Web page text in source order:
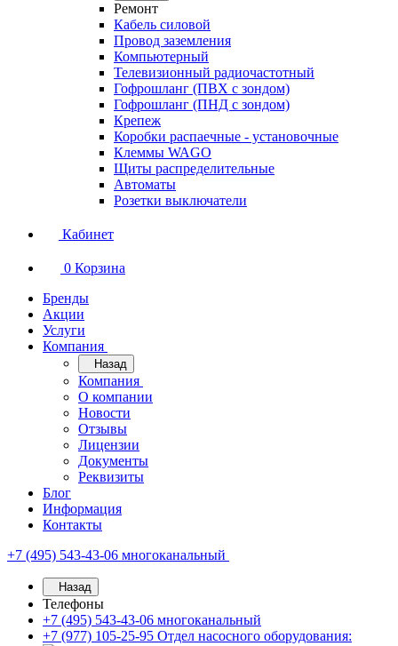
Ремонт
Кабель силовой
Провод заземления
Компьютерный
Телевизионный радиочастотный
Гофрошланг (ПВХ с зондом)
Гофрошланг (ПНД с зондом)
Крепеж
Коробки распаечные - установочные
Клеммы WAGO
Щиты распределительные
Автоматы
Розетки выключатели
Кабинет
0 Корзина
Бренды
Акции
Услуги
Компания
Назад
Компания
О компании
Новости
Отзывы
Лицензии
Документы
Реквизиты
Блог
Информация
Контакты
+7 (495) 543-43-06 многоканальный
Назад
Телефоны
+7 (495) 543-43-06 многоканальный
+7 (977) 105-25-95 Отдел насосного оборудования: